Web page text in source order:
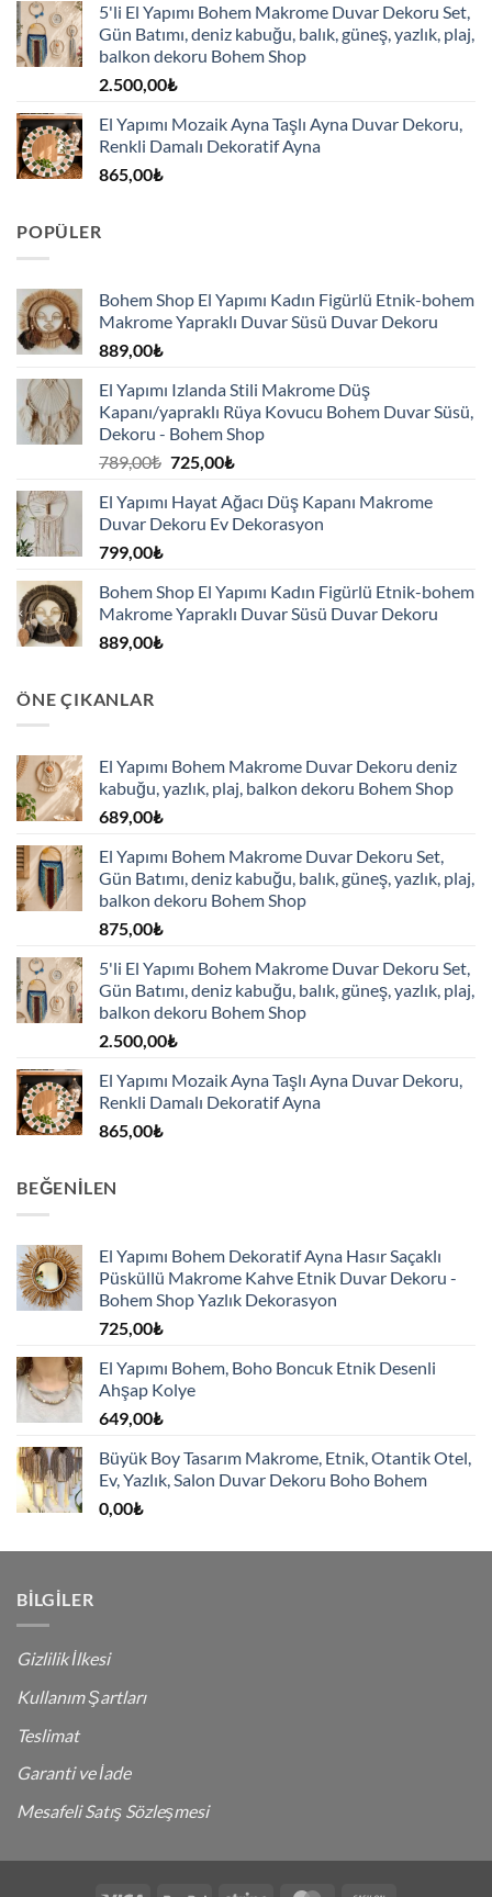
5'li El Yapımı Bohem Makrome Duvar Dekoru Set,
Gün Batımı, deniz kabuğu, balık, güneş, yazlık, plaj,
balkon dekoru Bohem Shop
2.500,00₺
El Yapımı Mozaik Ayna Taşlı Ayna Duvar Dekoru,
Renkli Damalı Dekoratif Ayna
865,00₺
POPÜLER
Bohem Shop El Yapımı Kadın Figürlü Etnik-bohem
Makrome Yapraklı Duvar Süsü Duvar Dekoru
889,00₺
El Yapımı Izlanda Stili Makrome Düş
Kapanı/yapraklı Rüya Kovucu Bohem Duvar Süsü,
Dekoru - Bohem Shop
789,00₺ Orijinal
789,00₺.
725,00₺Şu
fiyat:
725,00₺.
El Yapımı Hayat Ağacı Düş Kapanı Makrome
Duvar Dekoru Ev Dekorasyon
799,00₺
Bohem Shop El Yapımı Kadın Figürlü Etnik-bohem
Makrome Yapraklı Duvar Süsü Duvar Dekoru
889,00₺
ÖNE ÇIKANLAR
El Yapımı Bohem Makrome Duvar Dekoru deniz
kabuğu, yazlık, plaj, balkon dekoru Bohem Shop
689,00₺
El Yapımı Bohem Makrome Duvar Dekoru Set,
Gün Batımı, deniz kabuğu, balık, güneş, yazlık, plaj,
balkon dekoru Bohem Shop
875,00₺
5'li El Yapımı Bohem Makrome Duvar Dekoru Set,
Gün Batımı, deniz kabuğu, balık, güneş, yazlık, plaj,
balkon dekoru Bohem Shop
2.500,00₺
El Yapımı Mozaik Ayna Taşlı Ayna Duvar Dekoru,
Renkli Damalı Dekoratif Ayna
865,00₺
BEĞENILEN
El Yapımı Bohem Dekoratif Ayna Hasır Saçaklı
Püsküllü Makrome Kahve Etnik Duvar Dekoru -
Bohem Shop Yazlık Dekorasyon
725,00₺
El Yapımı Bohem, Boho Boncuk Etnik Desenli
Ahşap Kolye
649,00₺
Büyük Boy Tasarım Makrome, Etnik, Otantik Otel,
Ev, Yazlık, Salon Duvar Dekoru Boho Bohem
0,00₺
BILGILER
Gizlilik İlkesi
Kullanım Şartları
Teslimat
Garanti ve İade
Mesafeli Satış Sözleşmesi